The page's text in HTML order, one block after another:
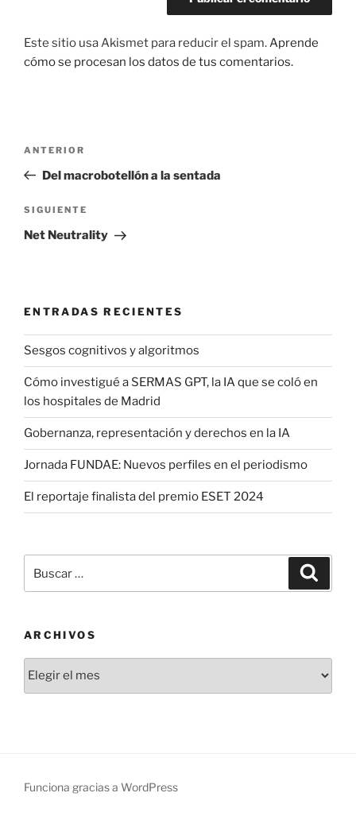
Este sitio usa Akismet para reducir el spam.Aprende
cómo se procesan los datos de tus comentarios.
entradas
Entrada
anterior:
ANTERIOR
Del macrobotellón a la sentada
Siguiente
entrada
SIGUIENTE
Net Neutrality
ENTRADAS RECIENTES
Sesgos cognitivos y algoritmos
Cómo investigué a SERMAS GPT, la IA que se coló en
los hospitales de Madrid
Gobernanza, representación y derechos en la IA
Jornada FUNDAE: Nuevos perfiles en el periodismo
El reportaje finalista del premio ESET 2024
por:
ARCHIVOS
Funciona gracias a WordPress